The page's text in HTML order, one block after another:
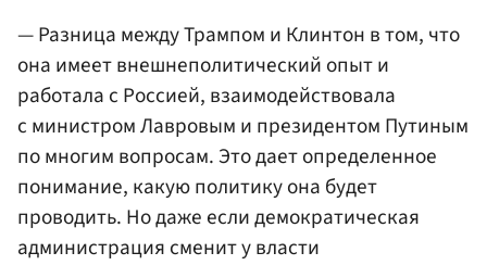
— Разница между Трампом и Клинтон в том, что
она имеет внешнеполитический опыт и
работала с Россией, взаимодействовала
с министром Лавровым и президентом Путиным
по многим вопросам. Это дает определенное
понимание, какую политику она будет
проводить. Но даже если демократическая
администрация сменит у власти